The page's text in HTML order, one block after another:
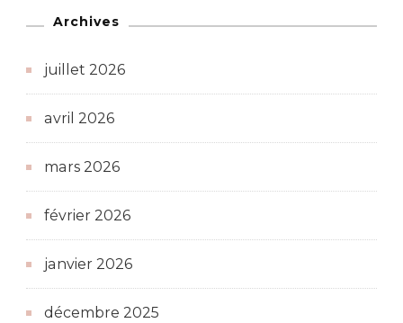
Archives
juillet 2026
avril 2026
mars 2026
février 2026
janvier 2026
décembre 2025